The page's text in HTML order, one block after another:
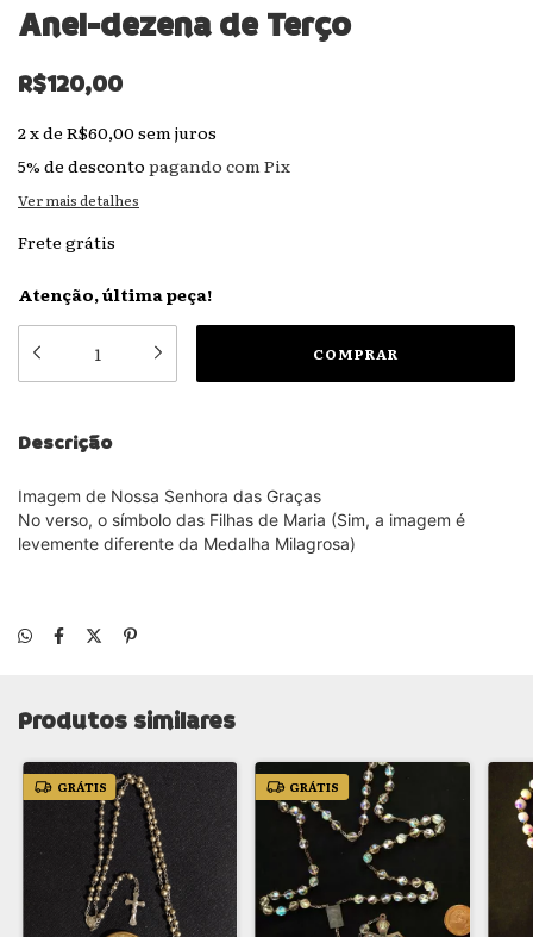
Anel-dezena de Terço
R$120,00
2xde R$60,00 sem juros
5% de desconto pagando com Pix
Ver mais detalhes
Frete grátis
Atenção, última peça!
Descrição
Imagem de Nossa Senhora das Graças
No verso, o símbolo das Filhas de Maria (Sim, a imagem é
levemente diferente da Medalha Milagrosa)
Produtos similares
GRÁTIS GRÁTIS